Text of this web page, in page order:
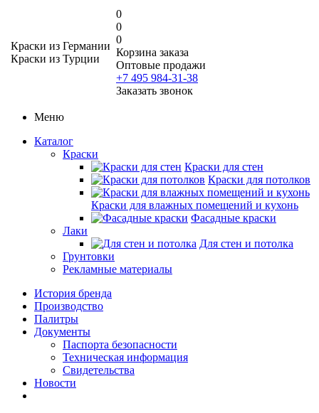
Краски из Германии
Краски из Турции
0
0
0
Корзина заказа
Оптовые продажи
+7 495 984-31-38
Заказать звонок
Меню
Каталог
Краски
Краски для стен
Краски для потолков
Краски для влажных помещений и кухонь
Фасадные краски
Лаки
Для стен и потолка
Грунтовки
Рекламные материалы
История бренда
Производство
Палитры
Документы
Паспорта безопасности
Техническая информация
Свидетельства
Новости